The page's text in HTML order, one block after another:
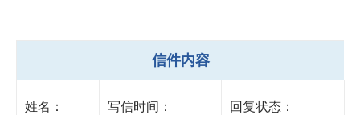
信件内容
姓名： 写信时间： 回复状态：